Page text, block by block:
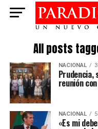
All posts
NACIONAL
Prudencia,
reunión
NACIONAL
«Es mi